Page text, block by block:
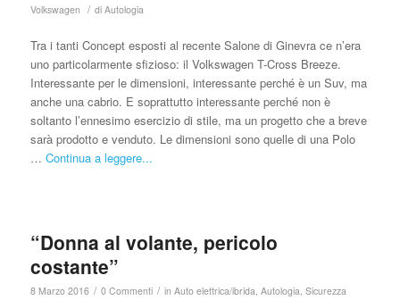
Volkswagen / di Autologia
Tra i tanti Concept esposti al recente Salone di Ginevra ce n’era
uno particolarmente sfizioso: il Volkswagen T-Cross Breeze.
Interessante per le dimensioni, interessante perché è un Suv, ma
anche una cabrio. E soprattutto interessante perché non è
soltanto l’ennesimo esercizio di stile, ma un progetto che a breve
sarà prodotto e venduto. Le dimensioni sono quelle di una Polo
… Continua a leggere...
“Donna al volante, pericolo
costante”
8 Marzo 2016 / 0 Commenti / in Auto elettrica/ibrida Autologia Sicurezza